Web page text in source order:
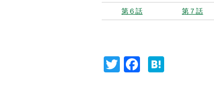
第６話 第７話
T